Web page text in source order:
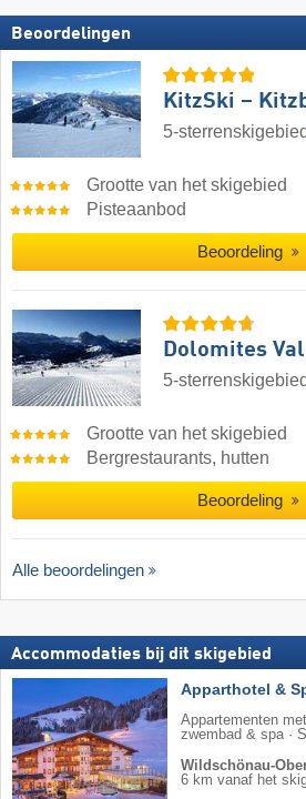
Beoordelingen
KitzSki –
5-sterrenskigebied
Grootte van het skigebied
Pisteaanbod
Beoordeling
Dolomites
5-sterrenskigebied
Grootte van het skigebied
Bergrestaurants, hutten
Beoordeling
Alle beoordelingen
Accommodaties bij dit skigebied
Apparthotel &
Appartementen
zwembad & spa ·
Wildschönau-
6 km vanaf het